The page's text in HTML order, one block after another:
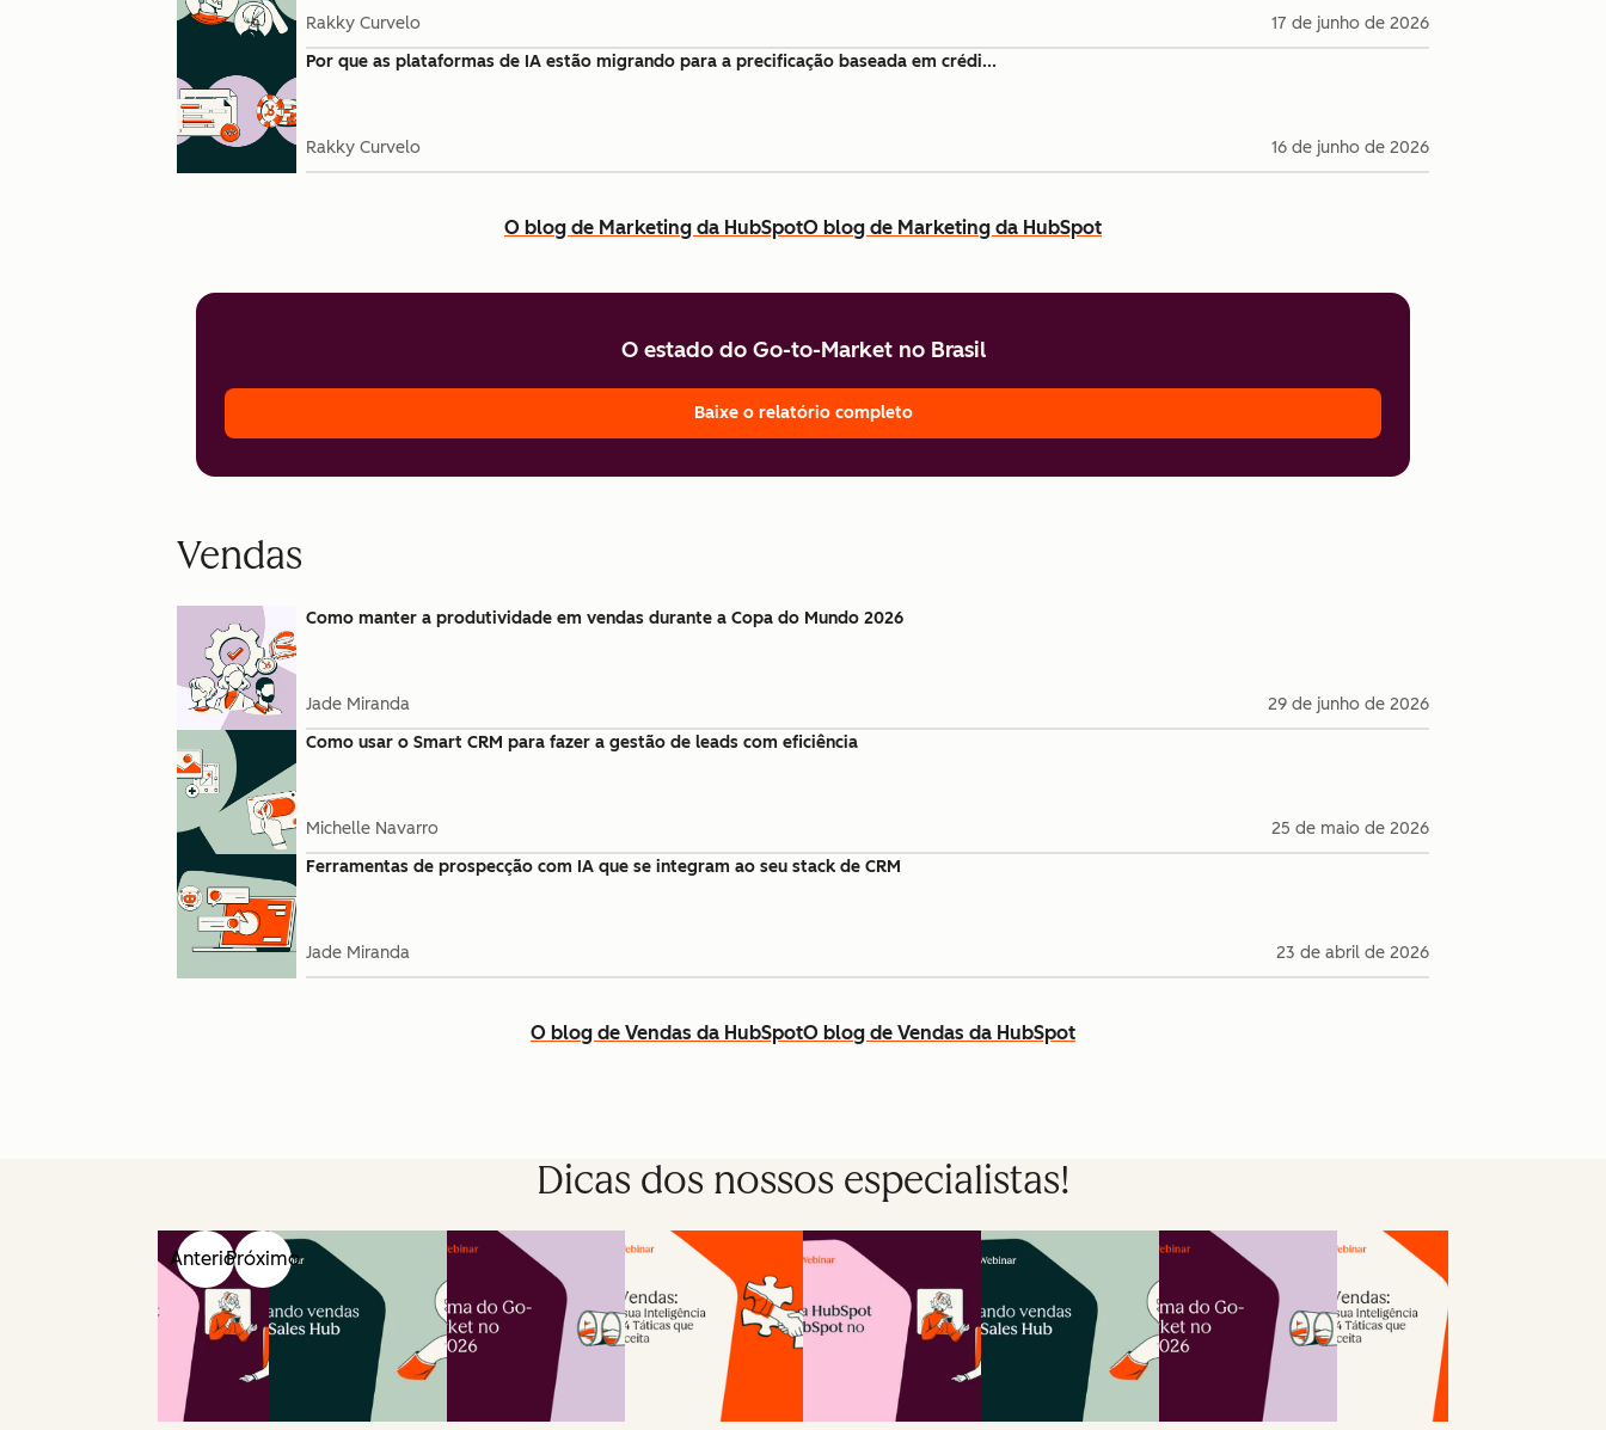
Rakky Curvelo
17 de junho de 2026
Por que as plataformas de IA estão migrando para a precificação baseada em crédi...
Rakky Curvelo 16 de junho de 2026
O blog de Marketing da HubSpotO blog de Marketing da HubSpot
O estado do Go-to-Market no Brasil
Baixe o relatório completo
Vendas
Como manter a produtividade em vendas durante a Copa do Mundo 2026
Jade Miranda
29 de junho de 2026
Como usar o Smart CRM para fazer a gestão de leads com eficiência
Michelle Navarro
25 de maio de 2026
Ferramentas de prospecção com IA que se integram ao seu stack de CRM
Jade Miranda 23 de abril de 2026
O blog de Vendas da HubSpotO blog de Vendas da HubSpot
Dicas dos nossos especialistas!
AnteriorPróximo